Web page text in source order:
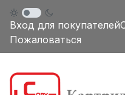
Вход для покупателей
Пожаловаться